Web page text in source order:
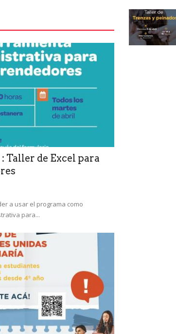
Taller de Excel para
a usar el programa como
para...